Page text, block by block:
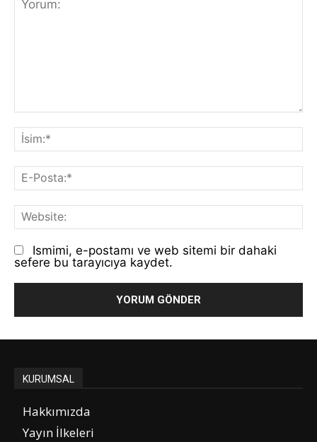
Yorum:
E-
Ismimi, e-postamı ve web sitemi bir dahaki
sefere bu tarayıcıya kaydet.
KURUMSAL
Hakkımızda
Yayın İlkeleri